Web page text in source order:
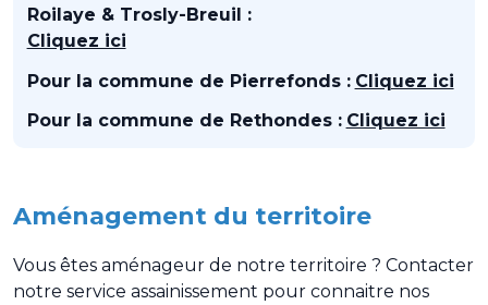
Roilaye & Trosly-Breuil :
Cliquez ici
Pour la commune de Pierrefonds : Cliquez ici
Pour la commune de Rethondes : Cliquez ici
Aménagement du territoire
Vous êtes aménageur de notre territoire ? Contacter
notre service assainissement pour connaitre nos